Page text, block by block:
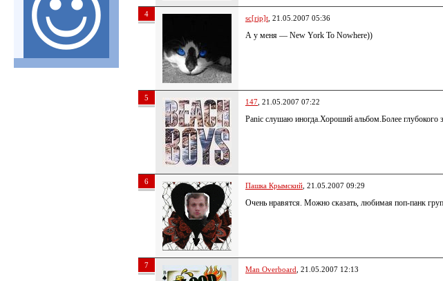
4 sc[rip]t , 21.05.2007 05:36
А у меня — New York To Nowhere))
5 147 , 21.05.2007 07:22
Panic слушаю иногда.Хороший альбом.Более глубокого
6 Пашка Крымский , 21.05.2007 09:29
Очень нравятся. Можно сказать, любимая поп-панк
7 Man Overboard , 21.05.2007 12:13